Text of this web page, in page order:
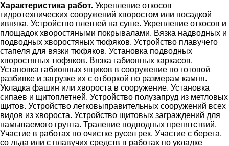
Характеристика работ. Укрепление откосов
гидротехнических сооружений хворостом или посадкой
ивняка. Устройство плетней на суше. Укрепление откосов и
площадок хворостяными покрывалами. Вязка надводных и
подводных хворостяных тюфяков. Устройство плавучего
стапеля для вязки тюфяков. Установка подводных
хворостяных тюфяков. Вязка габионных каркасов.
Установка габионных ящиков в сооружение по готовой
разбивке и загрузке их с отборкой по размерам камня.
Укладка фашин или хвороста в сооружение. Установка
сипаев и щитоплетней. Устройство полузапруд из метловых
щитов. Устройство легковыправительных сооружений всех
видов из хвороста. Устройство щитовых заграждений для
намываемого грунта. Траление подводных препятствий.
Участие в работах по очистке русел рек. Участие с берега,
со льда или с плавучих средств в работах по укладке